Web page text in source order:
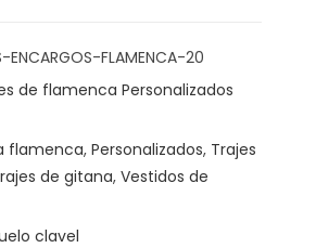
ENCARGOS-FLAMENCA-20
de flamenca Personalizados
flamenca, Personalizados, Trajes
de gitana, Vestidos de
clavel